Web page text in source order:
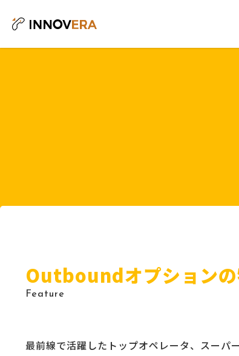
Outboundオプション
Feature
最前線で活躍したトップオペレータ、スーパ